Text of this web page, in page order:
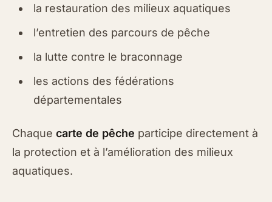
la restauration des milieux aquatiques
l’entretien des parcours de pêche
la lutte contre le braconnage
les actions des fédérations
départementales
Chaque carte de pêche participe directement à
la protection et à l’amélioration des milieux
aquatiques.